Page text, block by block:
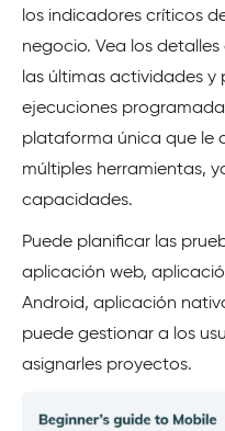
los indicadores críticos
negocio. Vea los
las últimas actividades y
ejecuciones
plataforma única que le
múltiples herramientas,
capacidades.
Puede planificar las
aplicación web,
Android, aplicación
puede gestionar a los
asignarles proyectos.